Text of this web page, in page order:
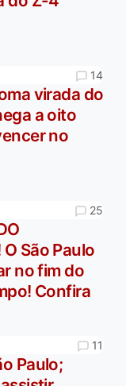
14
virada do
a oito
no
25
O São Paulo
no fim do
Confira
11
Paulo;